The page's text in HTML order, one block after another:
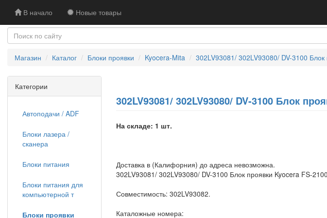
В начало Новые товары
Магазин Каталог Блоки проявки Kyocera-Mita 302LV93081/ 302LV93080/ DV-3100
302LV93081/ 302LV93080/ DV-3100 Блок
На складе: 1 шт.
Доставка в (Калифорния) до адреса невозможна.
302LV93081/ 302LV93080/ DV-3100 Блок проявки Kyocera FS-
Совместимость: 302LV93082.
Каталожные номера:
Категории
Автоподачи / ADF
Блоки лазера /
сканера
Блоки питания
Блоки питания для
компьютерной т
Блоки проявки